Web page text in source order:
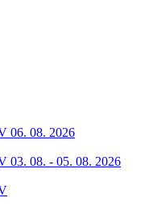
06. 08. 2026
03. 08. - 05. 08. 2026